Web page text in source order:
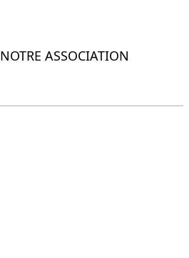
NOTRE ASSOCIATION